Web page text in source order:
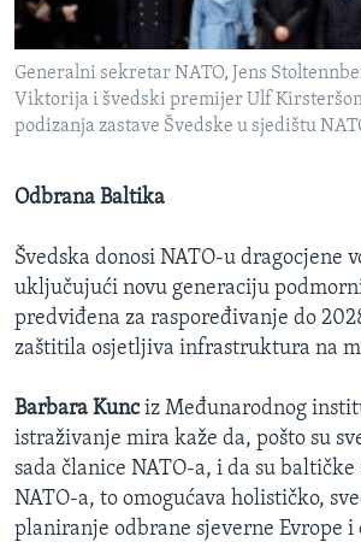
Generalni sekretar NATO, Jens
Viktorija i švedski premijer Ulf
podizanja zastave Švedske u sjedištu
Odbrana Baltika
Švedska donosi NATO-u dragocjene
uključujući novu generaciju
predviđena za raspoređivanje do
zaštitila osjetljiva infrastruktura na
Barbara Kunciz Međunarodnog
istraživanje mira kaže da, pošto su
sada članice NATO-a, i da su
NATO-a, to omogućava holističko,
planiranje odbrane sjeverne Evrope